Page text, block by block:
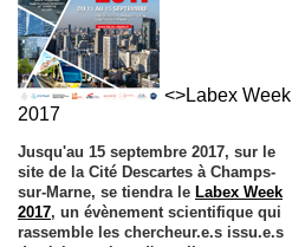
<>Labex Week
2017
Jusqu'au 15 septembre 2017, sur le
site de la Cité Descartes à Champs-
sur-Marne, se tiendra le Labex Week
2017, un évènement scientifique qui
rassemble les chercheur.e.s issu.e.s